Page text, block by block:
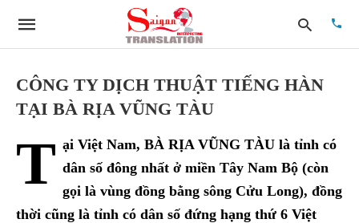
your
hit
enter:
CÔNG TY DỊCH THUẬT TIẾNG HÀN
TẠI BÀ RỊA VŨNG TÀU
T ại Việt Nam, BÀ RỊA VŨNG TÀU là tỉnh có
dân số đông nhất ở miền Tây Nam Bộ (còn
gọi là vùng đồng bằng sông Cửu Long), đồng
thời cũng là tỉnh có dân số đứng hạng thứ 6 Việt